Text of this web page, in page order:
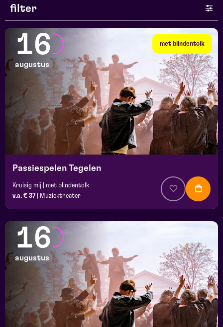
filter
genre
series en selecties
maand
prijs
locatie
met blindentolk
16
augustus
Passiespelen Tegelen
Kruisig mij | met blindentolk
v.a. € 37
Muziektheater
16
augustus